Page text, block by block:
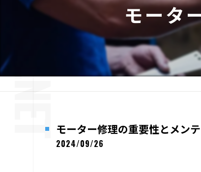
モータ
モーター修理の重要性とメン
2024/09/26